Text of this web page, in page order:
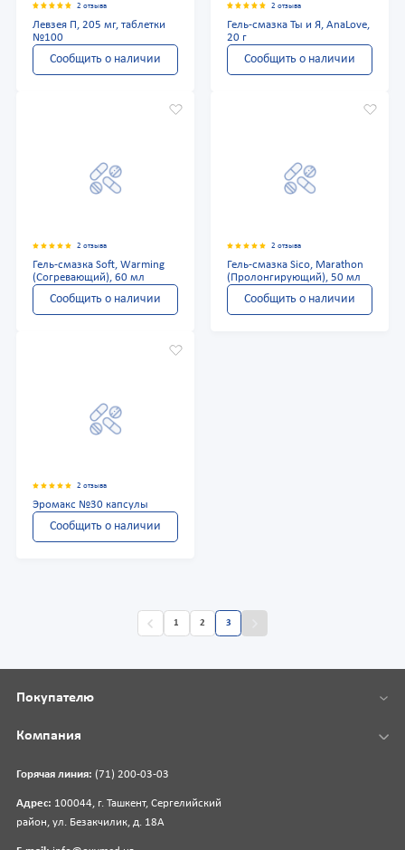
2 отзыва
Левзея П, 205 мг, таблетки
№100
Сообщить о наличии
2 отзыва
Гель-смазка Ты и Я, AnaLove,
20 г
Сообщить о наличии
2 отзыва
Гель-смазка Soft, Warming
(Согревающий), 60 мл
Сообщить о наличии
2 отзыва
Гель-смазка Sico, Marathon
(Пролонгирующий), 50 мл
Сообщить о наличии
2 отзыва
Эромакс №30 капсулы
Сообщить о наличии
1 2 3
Горячая линия: (71) 200-03-03
Адрес: 100044, г. Ташкент, Сергелийский
район, ул. Безакчилик, д. 18А
Покупателю
Компания